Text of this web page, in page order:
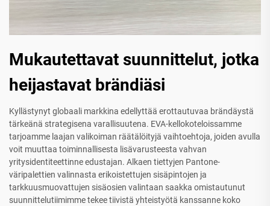
Mukautettavat suunnittelut, jotka
heijastavat brändiäsi
Kyllästynyt globaali markkina edellyttää erottautuvaa brändäystä
tärkeänä strategisena varallisuutena. EVA-kellokoteloissamme
tarjoamme laajan valikoiman räätälöityjä vaihtoehtoja, joiden avulla
voit muuttaa toiminnallisesta lisävarusteesta vahvan
yritysidentiteettinne edustajan. Alkaen tiettyjen Pantone-
väripalettien valinnasta erikoistettujen sisäpintojen ja
tarkkuusmuovattujen sisäosien valintaan saakka omistautunut
suunnittelutiimimme tekee tiivistä yhteistyötä kanssanne koko